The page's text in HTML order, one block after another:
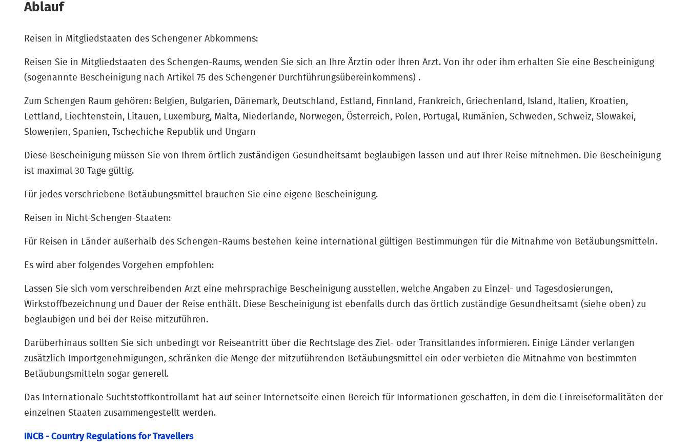
Ablauf
Reisen in Mitgliedstaaten des Schengener Abkommens:
Reisen Sie in Mitgliedstaaten des Schengen-Raums, wenden Sie sich an Ihre Ärztin oder Ihren Arzt. Von ihr oder ihm erhalten Sie eine Bescheinigung
(sogenannte Bescheinigung nach Artikel 75 des Schengener Durchführungsübereinkommens) .
Zum Schengen Raum gehören: Belgien, Bulgarien, Dänemark, Deutschland, Estland, Finnland, Frankreich, Griechenland, Island, Italien, Kroatien,
Lettland, Liechtenstein, Litauen, Luxemburg, Malta, Niederlande, Norwegen, Österreich, Polen, Portugal, Rumänien, Schweden, Schweiz, Slowakei,
Slowenien, Spanien, Tschechiche Republik und Ungarn
Diese Bescheinigung müssen Sie von Ihrem örtlich zuständigen Gesundheitsamt beglaubigen lassen und auf Ihrer Reise mitnehmen. Die Bescheinigung
ist maximal 30 Tage gültig.
Für jedes verschriebene Betäubungsmittel brauchen Sie eine eigene Bescheinigung.
Reisen in Nicht-Schengen-Staaten:
Für Reisen in Länder außerhalb des Schengen-Raums bestehen keine international gültigen Bestimmungen für die Mitnahme von Betäubungsmitteln.
Es wird aber folgendes Vorgehen empfohlen:
Lassen Sie sich vom verschreibenden Arzt eine mehrsprachige Bescheinigung ausstellen, welche Angaben zu Einzel- und Tagesdosierungen,
Wirkstoffbezeichnung und Dauer der Reise enthält. Diese Bescheinigung ist ebenfalls durch das örtlich zuständige Gesundheitsamt (siehe oben) zu
beglaubigen und bei der Reise mitzuführen.
Darüberhinaus sollten Sie sich unbedingt vor Reiseantritt über die Rechtslage des Ziel- oder Transitlandes informieren. Einige Länder verlangen
zusätzlich Importgenehmigungen, schränken die Menge der mitzuführenden Betäubungsmittel ein oder verbieten die Mitnahme von bestimmten
Betäubungsmitteln sogar generell.
Das Internationale Suchtstoffkontrollamt hat auf seiner Internetseite einen Bereich für Informationen geschaffen, in dem die Einreiseformalitäten der
einzelnen Staaten zusammengestellt werden.
INCB - Country Regulations for Travellers